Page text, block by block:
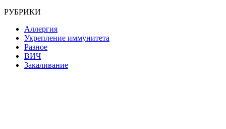
РУБРИКИ
Аллергия
Укрепление иммунитета
Разное
ВИЧ
Закаливание